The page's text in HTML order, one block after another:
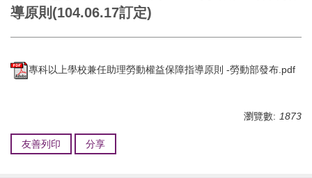
導原則(104.06.17訂定)
專科以上學校兼任助理勞動權益保障指導原則 -勞動部發布.pdf
瀏覽數: 1873
友善列印 分享